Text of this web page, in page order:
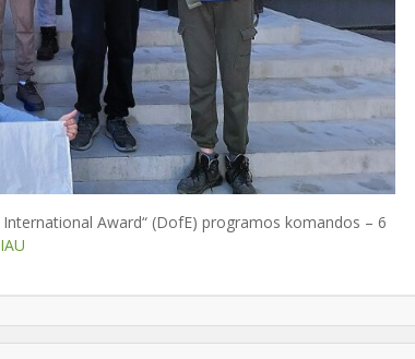
Award“ (DofE) programos komandos – 6
rajono savivaldybės mokyklas mokytis pagal
ugdymo programas tvarkos aprašas
(Prašymo pildymo instrukcija ).
prašymo.
prašymo būseną.
būsite informuoti per sistemą.
ir pasirašoma CPIS savitarnoje.
parašu). Neturint galimybės jungtis internetu, galima